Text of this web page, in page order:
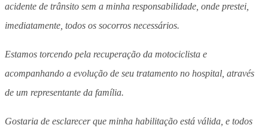
acidente de trânsito sem a minha responsabilidade, onde prestei,
imediatamente, todos os socorros necessários.
Estamos torcendo pela recuperação da motociclista e
acompanhando a evolução de seu tratamento no hospital, através
de um representante da família.
Gostaria de esclarecer que minha habilitação está válida, e todos